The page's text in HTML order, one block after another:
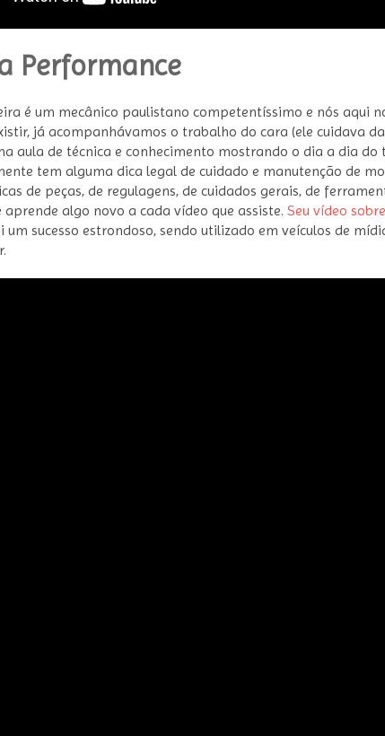
Performance
é um mecânico paulistano competentíssimo e nós aqui
já acompanhávamos o trabalho do cara (ele cuidava
aula de técnica e conhecimento mostrando o dia a dia do
tem alguma dica legal de cuidado e manutenção de
de peças, de regulagens, de cuidados gerais, de
aprende algo novo a cada vídeo que assiste. Seu vídeo
um sucesso estrondoso, sendo utilizado em veículos de